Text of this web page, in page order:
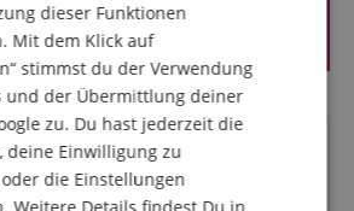
Artikel
dieser Funktionen
Mit dem Klick auf
stimmst du der Verwendung
und der Übermittlung deiner
zu. Du hast jederzeit die
deine Einwilligung zu
die Einstellungen